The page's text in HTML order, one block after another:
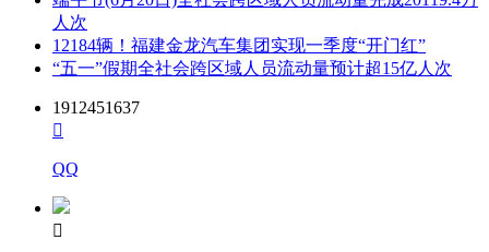
人次
12184辆！福建金龙汽车集团实现一季度“开门红”
“五一”假期全社会跨区域人员流动量预计超15亿人次
1912451637

QQ
